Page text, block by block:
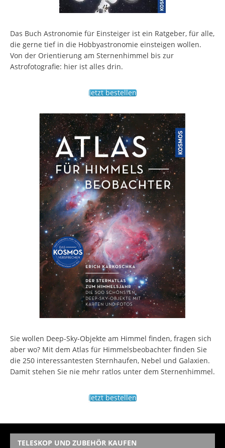
Das Buch Astronomie für Einsteiger ist ein Ratgeber, für alle,
die gerne tief in die Hobbyastronomie einsteigen wollen.
Von der Orientierung am Sternenhimmel bis zur
Astrofotografie: hier ist alles drin.
Jetzt bestellen
Sie wollen Deep-Sky-Objekte am Himmel finden, fragen sich
aber wo? Mit dem Atlas für Himmelsbeobachter finden Sie
die 250 interessantesten Sternhaufen, Nebel und Galaxien.
Damit stehen Sie nie mehr ratlos unter dem Sternenhimmel.
Jetzt bestellen
TELESKOP UND ZUBEHÖR KAUFEN